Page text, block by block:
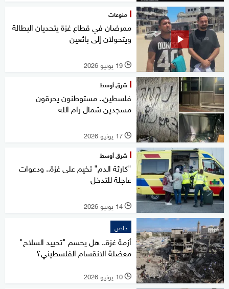
منوعات
ممرضان في قطاع غزة يتحديان البطالة
ويتحولان إلى بائعين
l 19 يونيو 2026
شرق أوسط
فلسطين.. مستوطنون يحرقون
مسجدين شمال رام الله
l 17 يونيو 2026
شرق أوسط
"كارثة الدم" تخيم على غزة.. ودعوات
عاجلة للتدخل
l 14 يونيو 2026
خاص
أزمة غزة.. هل يحسم "تحييد السلاح"
معضلة الانقسام الفلسطيني؟
l 10 يونيو 2026